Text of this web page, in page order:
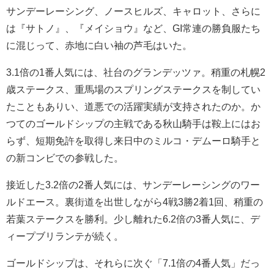
サンデーレーシング、ノースヒルズ、キャロット、さらに
は『サトノ』、『メイショウ』など、GI常連の勝負服たち
に混じって、赤地に白い袖の芦毛はいた。
3.1倍の1番人気には、社台のグランデッツァ。稍重の札幌2
歳ステークス、重馬場のスプリングステークスを制してい
たこともありい、道悪での活躍実績が支持されたのか。か
つてのゴールドシップの主戦である秋山騎手は鞍上にはお
らず、短期免許を取得し来日中のミルコ・デムーロ騎手と
の新コンビでの参戦した。
接近した3.2倍の2番人気には、サンデーレーシングのワー
ルドエース。裏街道を出世しながら4戦3勝2着1回、稍重の
若葉ステークスを勝利。少し離れた6.2倍の3番人気に、デ
ィープブリランテが続く。
ゴールドシップは、それらに次ぐ「7.1倍の4番人気」だっ